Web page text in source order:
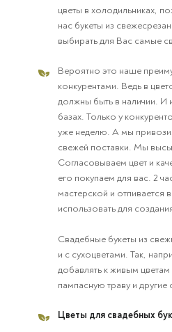
цветы в холодильниках,
нас букеты из
выбирать для Вас самые
Вероятно это наше
конкурентами. Ведь в
должны быть в наличии. И
базах. Только у
уже неделю. А мы
свежей поставки. Мы
Согласовываем цвет и
его покупаем для вас. 2
мастерской и
использовать для
Свадебные букеты из
и с сухоцветами. Так,
добавлять к живым
пампасную траву и другие
Цветы для свадебных